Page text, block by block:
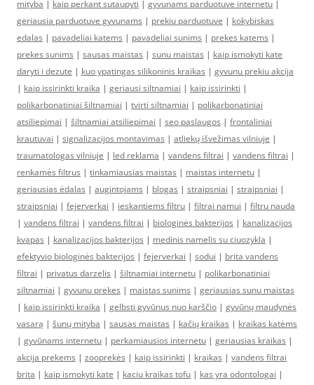
mityba | kaip perkant sutaupyti | gyvunams parduotuve internetu |
geriausia parduotuve gyvunams | prekiu parduotuve | kokybiskas
edalas | pavadeliai katems | pavadeliai sunims | prekes katems |
prekes sunims | sausas maistas | sunu maistas | kaip ismokyti kate
daryti i dezute | kuo ypatingas silikoninis kraikas | gyvunu prekiu akcija
| kaip issirinkti kraika | geriausi siltnamiai | kaip issirinkti |
polikarbonatiniai šiltnamiai | tvirti siltnamiai | polikarbonatiniai
atsiliepimai | šiltnamiai atsiliepimai | seo paslaugos | frontaliniai
krautuvai | signalizacijos montavimas | atliekų išvežimas vilniuje |
traumatologas vilniuje | led reklama | vandens filtrai | vandens filtrai |
renkamės filtrus | tinkamiausias maistas | maistas internetu |
geriausias ėdalas | augintojams | blogas | straipsniai | straipsniai |
straipsniai | fejerverkai | ieskantiems filtru | filtrai namui | filtru nauda
| vandens filtrai | vandens filtrai | biologinės bakterijos | kanalizacijos
kvapas | kanalizacijos bakterijos | medinis namelis su ciuozykla |
efektyvio biologinės bakterijos | fejerverkai | sodui | brita vandens
filtrai | privatus darzelis | šiltnamiai internetu | polikarbonatiniai
siltnamiai | gyvunu prekes | maistas sunims | geriausias sunu maistas
| kaip issirinkti kraika | gelbsti gyvūnus nuo karščio | gyvūnų maudynės
vasarą | šunų mityba | sausas maistas | kačių kraikas | kraikas katėms
| gyvūnams internetu | perkamiausios internetu | geriausias kraikas |
akcija prekems | zooprekės | kaip issirinkti | kraikas | vandens filtrai
brita | kaip ismokyti kate | kaciu kraikas tofu | kas yra odontologai |